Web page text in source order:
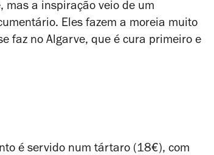
mas a inspiração veio de um
Eles fazem a moreia muito
faz no Algarve, que é cura primeiro e
é servido num tártaro (18€), com